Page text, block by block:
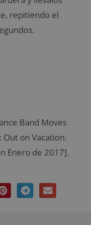
repitiendo el
Band Moves
on Vacation.
Enero de 2017].